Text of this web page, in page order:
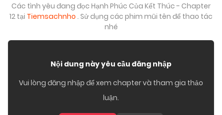
Các tình yêu đang đọc Hạnh Phúc Của Kết Thúc - Chapter
12 tại Tiemsachnho . Sử dụng các phim mũi tên để thao tác
nhé
Nội dung này yêu cầu đăng nhập
Vui lòng đăng nhập để xem chapter và tham gia thảo
luận.